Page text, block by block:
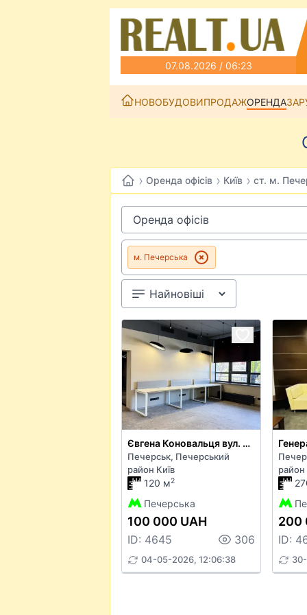
07.08.2026 / 06:23
НОВОБУДОВИПРОДАЖОРЕНДА
› Оренда офісів › Київ › ст. м.
м. Печерська
Євгена Коновальця вул. 36В
Печерськ, Печерський
район Київ
120 м2
Печерська
100 000 UAH
ID: 4645 306
04-05-2026, 12:06:38
район
200
ID: